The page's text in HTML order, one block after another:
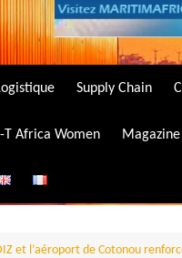
Supply Chain
T Africa Women Magazine
et l’aéroport de Cotonou